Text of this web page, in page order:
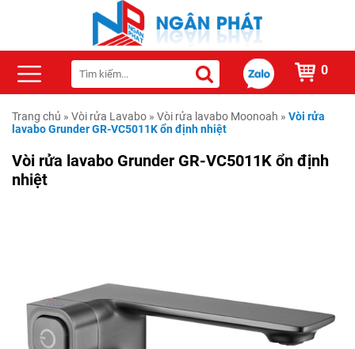
0
Trang chủ » Vòi rửa Lavabo » Vòi rửa lavabo Moonoah » Vòi rửa
lavabo Grunder GR-VC5011K ổn định nhiệt
Vòi rửa lavabo Grunder GR-VC5011K ổn định
nhiệt